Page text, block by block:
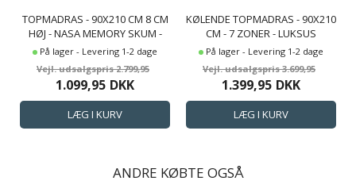
TOPMADRAS - 90X210 CM 8 CM
HØJ - NASA MEMORY SKUM -
BORG LIVING - ERGONOMISK
TOPMADRAS
På lager - Levering 1-2 dage
2.799,95
1.099,95 DKK
KØLENDE TOPMADRAS - 90X210
CM - 7 ZONER - LUKSUS
MEMORYSKUM TOPMADRAS 8
CM HØJ - SLEEP TECH BY BORG
På lager - Levering 1-2 dage
3.699,95
1.399,95 DKK
ANDRE KØBTE OGSÅ